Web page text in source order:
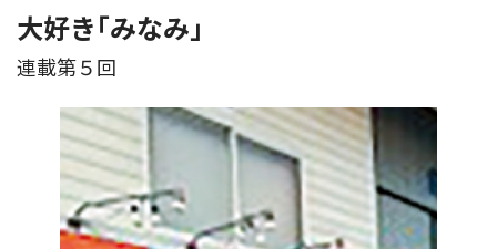
大好き｢みなみ｣
連載第５回